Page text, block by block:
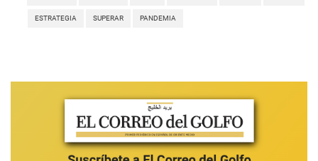
ESTRATEGIA SUPERAR PANDEMIA